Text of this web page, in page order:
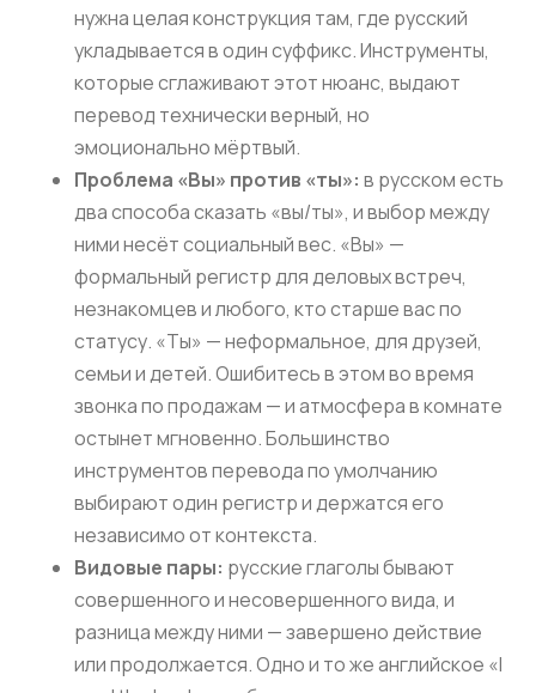
нужна целая конструкция там, где русский
укладывается в один суффикс. Инструменты,
которые сглаживают этот нюанс, выдают
перевод технически верный, но
эмоционально мёртвый.
Проблема «Вы» против «ты»: в русском есть
два способа сказать «вы/ты», и выбор между
ними несёт социальный вес. «Вы» —
формальный регистр для деловых встреч,
незнакомцев и любого, кто старше вас по
статусу. «Ты» — неформальное, для друзей,
семьи и детей. Ошибитесь в этом во время
звонка по продажам — и атмосфера в комнате
остынет мгновенно. Большинство
инструментов перевода по умолчанию
выбирают один регистр и держатся его
независимо от контекста.
Видовые пары: русские глаголы бывают
совершенного и несовершенного вида, и
разница между ними — завершено действие
или продолжается. Одно и то же английское «I